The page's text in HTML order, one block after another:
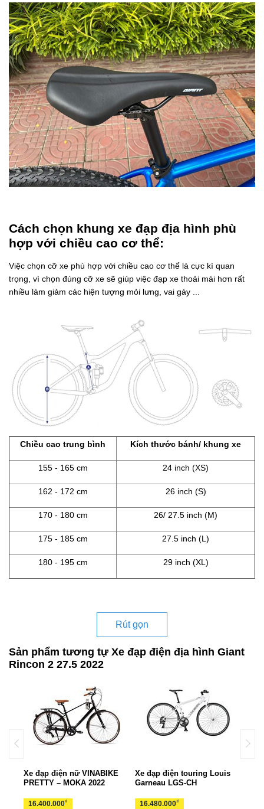
Cách chọn khung xe đạp địa hình phù
hợp với chiều cao cơ thể:
Việc chọn cỡ xe phù hợp với chiều cao cơ thể là cực kì quan
trọng, vì chọn đúng cỡ xe sẽ giúp việc đạp xe thoải mái hơn rất
nhiều làm giảm các hiện tượng mỏi lưng, vai gáy ...
Chiều cao trung bình Kích thước bánh/ khung xe
155 - 165 cm 24 inch (XS)
162 - 172 cm 26 inch (S)
170 - 180 cm 26/ 27.5 inch (M)
175 - 185 cm 27.5 inch (L)
180 - 195 cm 29 inch (XL)
Rút gọn
Sản phẩm tương tự Xe đạp điện địa hình Giant
Rincon 2 27.5 2022
Xe đạp điện nữ VINABIKE
PRETTY – MOKA 2022
16.400.000₫
Xe đạp điện touring Louis
Garneau LGS-CH
16.480.000₫